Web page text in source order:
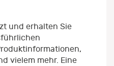
und erhalten Sie
vielem mehr. Eine